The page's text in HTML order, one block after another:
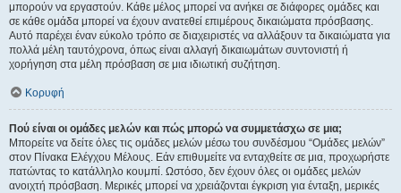
μπορούν να εργαστούν. Κάθε μέλος μπορεί να ανήκει σε διάφορες ομάδες και
σε κάθε ομάδα μπορεί να έχουν ανατεθεί επιμέρους δικαιώματα πρόσβασης.
Αυτό παρέχει έναν εύκολο τρόπο σε διαχειριστές να αλλάξουν τα δικαιώματα για
πολλά μέλη ταυτόχρονα, όπως είναι αλλαγή δικαιωμάτων συντονιστή ή
χορήγηση στα μέλη πρόσβαση σε μια ιδιωτική συζήτηση.
Κορυφή
Πού είναι οι ομάδες μελών και πώς μπορώ να συμμετάσχω σε μια;
Μπορείτε να δείτε όλες τις ομάδες μελών μέσω του συνδέσμου “Ομάδες μελών”
στον Πίνακα Ελέγχου Μέλους. Εάν επιθυμείτε να ενταχθείτε σε μια, προχωρήστε
πατώντας το κατάλληλο κουμπί. Ωστόσο, δεν έχουν όλες οι ομάδες μελών
ανοιχτή πρόσβαση. Μερικές μπορεί να χρειάζονται έγκριση για ένταξη, μερικές